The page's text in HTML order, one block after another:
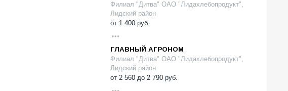
Филиал "Дитва" ОАО "Лидахлебопродукт",
Лидский район
от 1 400 руб.
ГЛАВНЫЙ АГРОНОМ
Филиал "Дитва" ОАО "Лидахлебопродукт",
Лидский район
от 2 560 до 2 790 руб.